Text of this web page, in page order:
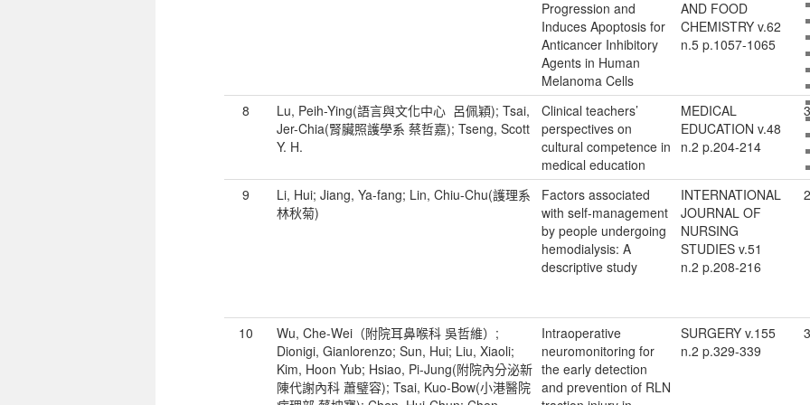
Progression and
Induces Apoptosis for
Anticancer Inhibitory
Agents in Human
Melanoma Cells
AND FOOD
CHEMISTRY v.62
n.5 p.1057-1065
8
Lu, Peih-Ying(語言與文化中心 呂佩穎); Tsai,
Jer-Chia(腎臟照護學系 蔡哲嘉); Tseng, Scott
Y. H.
Clinical teachers’
perspectives on
cultural competence in
medical education
MEDICAL
EDUCATION v.48
n.2 p.204-214
9
Li, Hui; Jiang, Ya-fang; Lin, Chiu-Chu(護理系
林秋菊)
Factors associated
with self-management
by people undergoing
hemodialysis: A
descriptive study
INTERNATIONAL
JOURNAL OF
NURSING
STUDIES v.51
n.2 p.208-216
10
Wu, Che-Wei（附院耳鼻喉科 吳哲維）;
Dionigi, Gianlorenzo; Sun, Hui; Liu, Xiaoli;
Kim, Hoon Yub; Hsiao, Pi-Jung(附院內分泌新
陳代謝內科 蕭璧容); Tsai, Kuo-Bow(小港醫院
Intraoperative
neuromonitoring for
the early detection
and prevention of RLN
SURGERY v.155
n.2 p.329-339